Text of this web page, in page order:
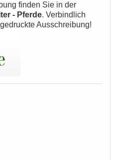
finden Sie in der
- Pferde. Verbindlich
Ausschreibung!